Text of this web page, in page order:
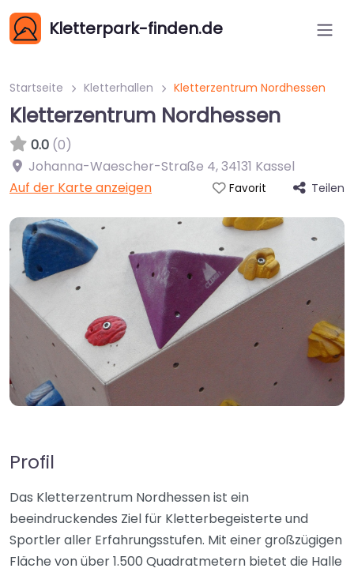
Kletterpark-finden.de
Startseite Kletterhallen Kletterzentrum Nordhessen
Kletterzentrum Nordhessen
0.0 (0)
Johanna-Waescher-Straße 4,34131 Kassel
Auf der Karte anzeigen
Favorit Teilen
Profil
Das Kletterzentrum Nordhessen ist ein
beeindruckendes Ziel für Kletterbegeisterte und
Sportler aller Erfahrungsstufen. Mit einer großzügigen
Fläche von über 1.500 Quadratmetern bietet die Halle